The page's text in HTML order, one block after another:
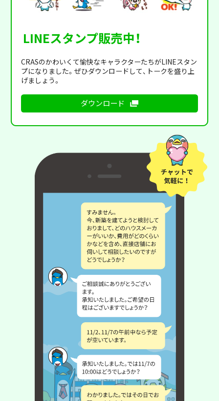
LINEスタンプ販売中！
CRASのかわいくて愉快なキャラクターたちがLINEスタン
プになりました。ぜひダウンロードして、トークを盛り上
げましょう。
ダウンロード